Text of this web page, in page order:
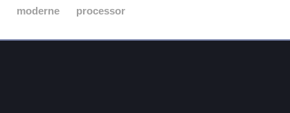
moderne processor